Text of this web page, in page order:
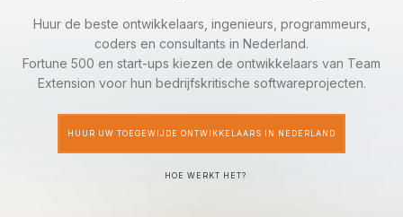
Huur de beste ontwikkelaars, ingenieurs, programmeurs,
coders en consultants in Nederland.
Fortune 500 en start-ups kiezen de ontwikkelaars van Team
Extension voor hun bedrijfskritische softwareprojecten.
HUUR UW TOEGEWIJDE ONTWIKKELAARS IN NEDERLAND
HOE WERKT HET?